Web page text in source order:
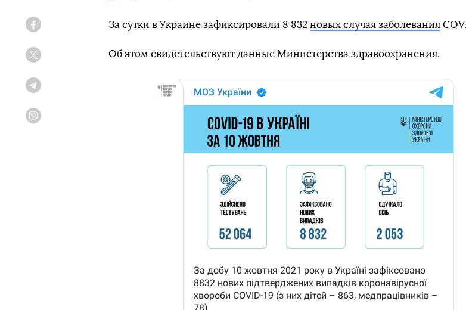
За сутки в Украине зафиксировали 8 832 новых случая заболевания
Об этом свидетельствуют данные Министерства здравоохранения.